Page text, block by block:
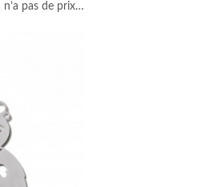
pas de prix…